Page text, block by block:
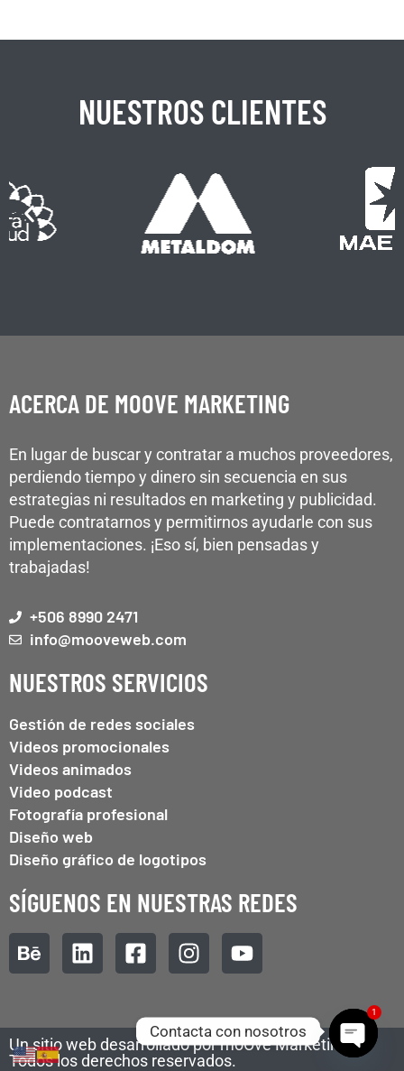
NUESTROS CLIENTES
ACERCA DE MOOVE MARKETING
En lugar de buscar y contratar a muchos proveedores,
perdiendo tiempo y dinero sin secuencia en sus
estrategias ni resultados en marketing y publicidad.
Puede contratarnos y permitirnos ayudarle con sus
implementaciones. ¡Eso sí, bien pensadas y
trabajadas!
+506 8990 2471
info@mooveweb.com
NUESTROS SERVICIOS
Gestión de redes sociales
Videos promocionales
Videos animados
Video podcast
Fotografía profesional
Diseño web
Diseño gráfico de logotipos
SÍGUENOS EN NUESTRAS REDES
Un sitio web desarrollado por moOve Marketing.
Todos los derechos reservados.
Contacta con nosotros
OPEN